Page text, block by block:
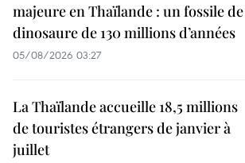
majeure en Thaïlande : un fossile de
dinosaure de 130 millions d’années
05/08/2026 03:27
La Thaïlande accueille 18,5 millions
de touristes étrangers de janvier à
juillet